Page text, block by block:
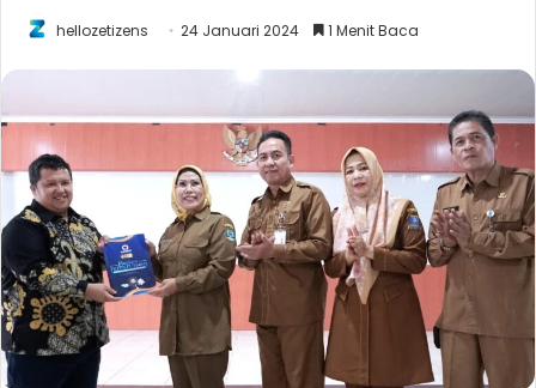
hellozetizens 24 Januari 2024 1 Menit Baca